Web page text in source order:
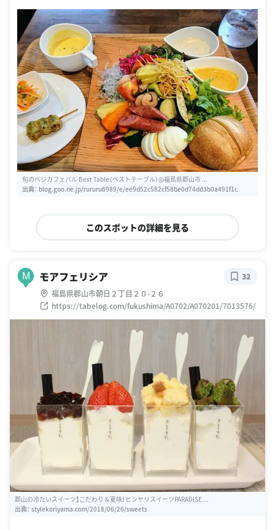
旬のベジカフェバル Best Table（ベストテーブル）@福島県郡山市 ...
出典： blog.goo.ne.jp/rururu8989/e/ee9d52c582cf58be0d74dd3b0a491f1c
このスポットの詳細を見る
M モアフェリシア
福島県郡山市朝日２丁目２０-２６
https://tabelog.com/fukushima/A0702/A070201/7013576/
32
郡山の冷たいスイーツ】こだわり＆夏味！ヒンヤリスイーツPARADISE ...
出典： stylekoriyama.com/2018/06/26/sweets